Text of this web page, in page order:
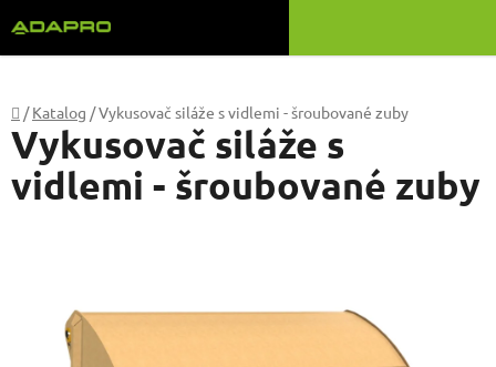
na
obsah
Domů
/ Katalog /Vykusovač siláže s vidlemi - šroubované zuby
Vykusovač siláže s
vidlemi - šroubované zuby